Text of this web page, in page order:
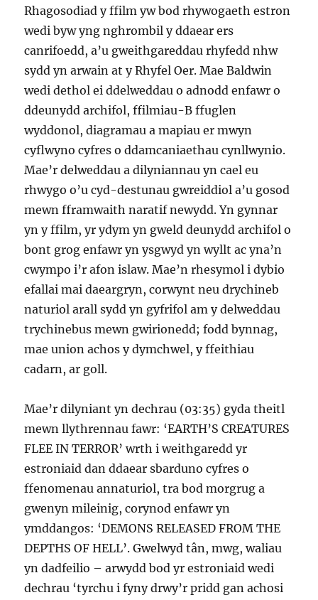
Rhagosodiad y ffilm yw bod rhywogaeth estron
wedi byw yng nghrombil y ddaear ers
canrifoedd, a’u gweithgareddau rhyfedd nhw
sydd yn arwain at y Rhyfel Oer. Mae Baldwin
wedi dethol ei ddelweddau o adnodd enfawr o
ddeunydd archifol, ffilmiau-B ffuglen
wyddonol, diagramau a mapiau er mwyn
cyflwyno cyfres o ddamcaniaethau cynllwynio.
Mae’r delweddau a dilyniannau yn cael eu
rhwygo o’u cyd-destunau gwreiddiol a’u gosod
mewn fframwaith naratif newydd. Yn gynnar
yn y ffilm, yr ydym yn gweld deunydd archifol o
bont grog enfawr yn ysgwyd yn wyllt ac yna’n
cwympo i’r afon islaw. Mae’n rhesymol i dybio
efallai mai daeargryn, corwynt neu drychineb
naturiol arall sydd yn gyfrifol am y delweddau
trychinebus mewn gwirionedd; fodd bynnag,
mae union achos y dymchwel, y ffeithiau
cadarn, ar goll.
Mae’r dilyniant yn dechrau (03:35) gyda theitl
mewn llythrennau fawr: ‘EARTH’S CREATURES
FLEE IN TERROR’ wrth i weithgaredd yr
estroniaid dan ddaear sbarduno cyfres o
ffenomenau annaturiol, tra bod morgrug a
gwenyn mileinig, corynod enfawr yn
ymddangos: ‘DEMONS RELEASED FROM THE
DEPTHS OF HELL’. Gwelwyd tân, mwg, waliau
yn dadfeilio – arwydd bod yr estroniaid wedi
dechrau ‘tyrchu i fyny drwy’r pridd gan achosi